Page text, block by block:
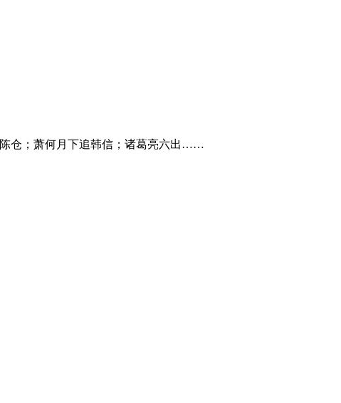
仓；萧何月下追韩信；诸葛亮六出……